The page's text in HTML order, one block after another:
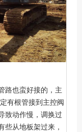
路也蛮好接的，主
有根管接到主控阀
致动作慢，调换过
从地板架过来，